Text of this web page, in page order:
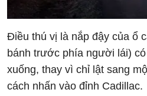
Điều thú vị là nắp đậy của ổ
bánh trước phía người lái)
xuống, thay vì chỉ lật sang
cách nhấn vào đỉnh Cadillac.